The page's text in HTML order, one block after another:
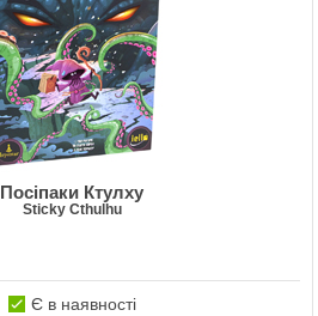
Посіпаки Ктулху
Sticky Cthulhu
Є в наявності